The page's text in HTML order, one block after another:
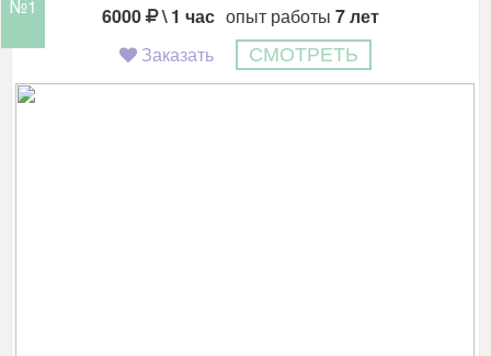
№1
6000
\ 1 час опыт работы 7 лет
Заказать
СМОТРЕТЬ